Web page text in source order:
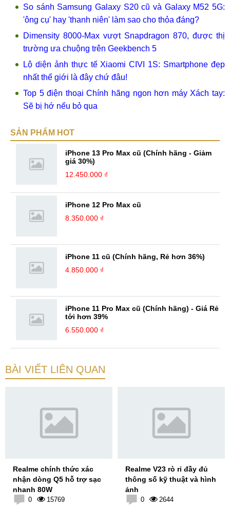
So sánh Samsung Galaxy S20 cũ và Galaxy M52 5G:
'ông cụ' hay 'thanh niên' làm sao cho thỏa đáng?
Dimensity 8000-Max vượt Snapdragon 870, được thị
trường ưa chuộng trên Geekbench 5
Lộ diện ảnh thực tế Xiaomi CIVI 1S: Smartphone đẹp
nhất thế giới là đây chứ đâu!
Top 5 điện thoại Chính hãng ngon hơn máy Xách tay:
Sẽ bị hớ nếu bỏ qua
SẢN PHẨM HOT
iPhone 13 Pro Max cũ (Chính hãng - Giảm
giá 30%)
12.450.000 ₫
iPhone 12 Pro Max cũ
8.350.000 ₫
iPhone 11 cũ (Chính hãng, Rẻ hơn 36%)
4.850.000 ₫
iPhone 11 Pro Max cũ (Chính hãng) - Giá Rẻ
tới hơn 39%
6.550.000 ₫
BÀI VIẾT LIÊN QUAN
Realme chính thức xác
nhận dòng Q5 hỗ trợ sạc
nhanh 80W
0 15769
Realme V23 rò rỉ đầy đủ
thông số kỹ thuật và hình
ảnh
0 2644